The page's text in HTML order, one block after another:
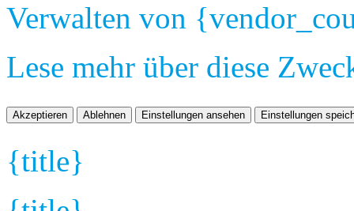
Verwalten von
Lese mehr über diese
Akzeptieren Ablehnen Einstellungen ansehen Einstellungen
{title}